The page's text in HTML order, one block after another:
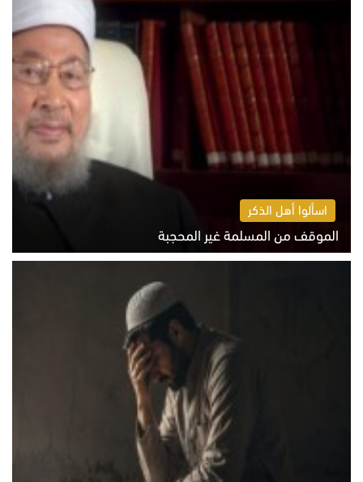
اسألوا أهل الذكر
الموقف من المسلمة غير المحجبة
الخميس 6 أغسطس 2026 10:45 ص